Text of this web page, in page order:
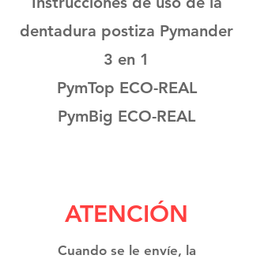
dentadura postiza Pymander
3 en 1
PymTop ECO-REAL
PymBig ECO-REAL
ATENCIÓN
Cuando se le envíe, la